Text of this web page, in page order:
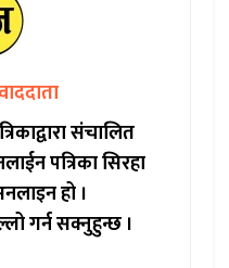
संचालित
पत्रिका सिरहा
हो ।
गर्न सक्नुहुन्छ ।